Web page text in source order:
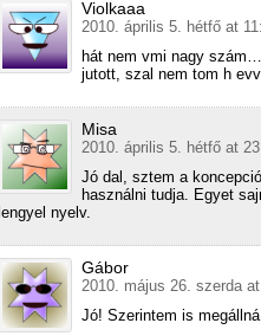
Violkaaa
2010. április 5. hétfő at
hát nem vmi nagy
jutott, szal nem tom h
Misa
2010. április 5. hétfő at
Jó dal, sztem a
használni tudja. Egyet
lengyel nyelv.
Gábor
2010. május 26. szerda
Jó! Szerintem is